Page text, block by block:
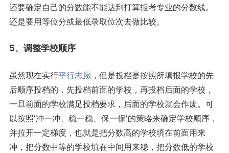
还要确定自己的分数能不能达到打算报考专业的分数线。
还是要用等位分或最低录取位次去做比较。
5、调整学校顺序
虽然现在实行平行志愿，但是投档是按照所填报学校的先
后顺序投档的，先投档前面的学校，再投档后面的学校，
一旦前面的学校满足投档要求，后面的学校就会作废。可
以按照'冲一冲、稳一稳、保一保'的策略来确定学校顺序，
并拉开一定梯度，也就是把分数高的学校填在前面用来
冲，把分数中等的学校填在中间用来稳，把分数低的学校